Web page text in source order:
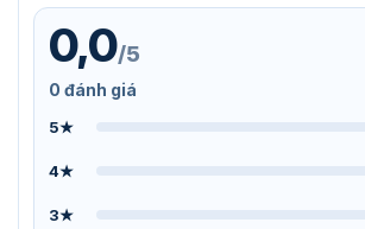
0,0/5
0 đánh giá
5★
4★
3★